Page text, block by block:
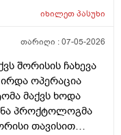
იხილეთპასუხი
თარიღი :07-05-2026
შორისის ჩახევა
ოპერაცია
მაქვს ხოდა
პროქტოლოგმა
თავისით